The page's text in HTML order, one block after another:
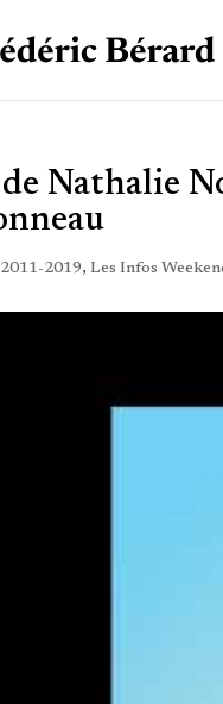
de Nathalie
2011-2019,Les Infos